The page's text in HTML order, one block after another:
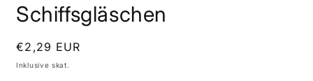
Schiffsgläschen
Normalpris
€2,29 EUR
Inklusive skat.